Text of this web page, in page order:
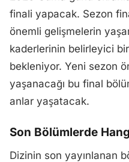
finali yapacak. Sezon
önemli gelişmelerin
kaderlerinin belirleyici
bekleniyor. Yeni sezon
yaşanacağı bu final
anlar yaşatacak.
Son Bölümlerde
Dizinin son yayınlanan